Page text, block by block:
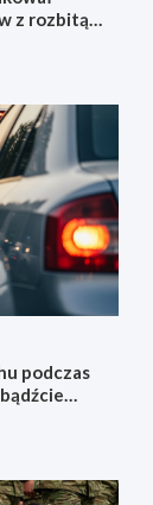
z rozbitą
podczas